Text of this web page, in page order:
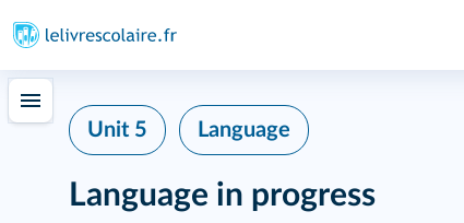
Unit 5 Language
Language in progress